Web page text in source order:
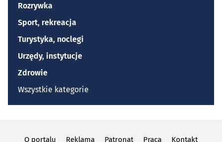
Rozrywka
Sport, rekreacja
Turystyka, noclegi
Urzędy, instytucje
Zdrowie
Wszystkie kategorie
O portalu Reklama Patronat Praca Kontakt